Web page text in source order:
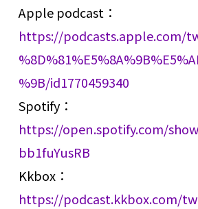
Apple podcast：
https://podcasts.apple.com/
%9B/id1770459340
Spotify：
https://open.spotify.com/
bb1fuYusRB
Kkbox：
https://podcast.kkbox.com/